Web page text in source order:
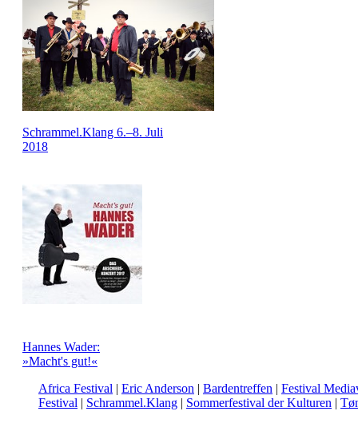
Schrammel.Klang 6.–8. Juli
2018
Hannes Wader:
»Macht's gut!«
Africa Festival | Eric Anderson | Bardentreffen | Festival
Festival | Schrammel.Klang | Sommerfestival der Kulturen |